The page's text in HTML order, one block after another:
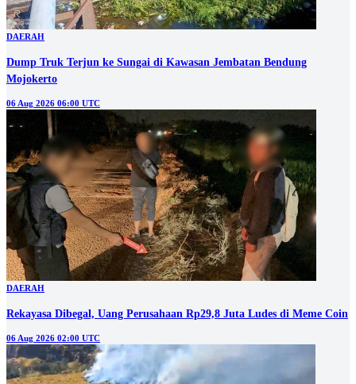
DAERAH
Dump Truk Terjun ke Sungai di Kawasan Jembatan Bendung
Mojokerto
06 Aug 2026 06:00 UTC
DAERAH
Rekayasa Dibegal, Uang Perusahaan Rp29,8 Juta Ludes di Meme Coin
06 Aug 2026 02:00 UTC